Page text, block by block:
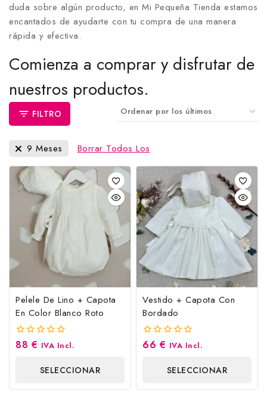
duda sobre algún producto, en Mi Pequeña Tienda estamos
encantados de ayudarte con tu compra de una manera
rápida y efectiva.
Comienza a comprar y disfrutar de
nuestros productos.
FILTRO
9 Meses Borrar Todos Los
Pelele De Lino + Capota
En Color Blanco Roto
0
88 € IVA Incl.
SELECCIONAR
OPCIONES
Vestido + Capota Con
Bordado
0
66 € IVA Incl.
SELECCIONAR
OPCIONES